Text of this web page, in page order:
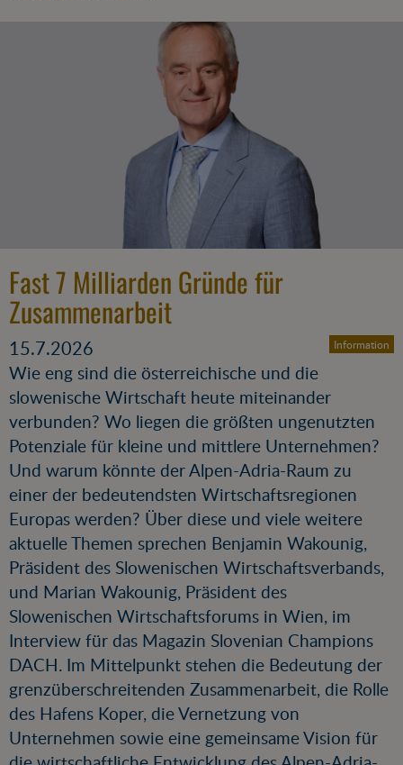
Fast 7 Milliarden Gründe für
Zusammenarbeit
Information
15.7.2026
Wie eng sind die österreichische und die
slowenische Wirtschaft heute miteinander
verbunden? Wo liegen die größten ungenutzten
Potenziale für kleine und mittlere Unternehmen?
Und warum könnte der Alpen-Adria-Raum zu
einer der bedeutendsten Wirtschaftsregionen
Europas werden? Über diese und viele weitere
aktuelle Themen sprechen Benjamin Wakounig,
Präsident des Slowenischen Wirtschaftsverbands,
und Marian Wakounig, Präsident des
Slowenischen Wirtschaftsforums in Wien, im
Interview für das Magazin Slovenian Champions
DACH. Im Mittelpunkt stehen die Bedeutung der
grenzüberschreitenden Zusammenarbeit, die Rolle
des Hafens Koper, die Vernetzung von
Unternehmen sowie eine gemeinsame Vision für